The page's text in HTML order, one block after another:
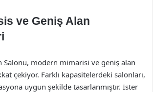
ve Geniş Alan
Salonu, modern mimarisi ve geniş alan
çekiyor. Farklı kapasitelerdeki salonları,
uygun şekilde tasarlanmıştır. İster